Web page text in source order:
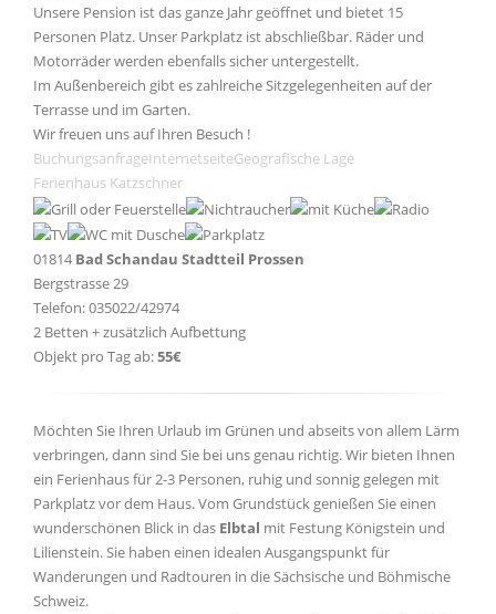
Unsere Pension ist das ganze Jahr geöffnet und bietet 15
Personen Platz. Unser Parkplatz ist abschließbar. Räder und
Motorräder werden ebenfalls sicher untergestellt.
Im Außenbereich gibt es zahlreiche Sitzgelegenheiten auf der
Terrasse und im Garten.
Wir freuen uns auf Ihren Besuch !
BuchungsanfrageInternetseiteGeografische Lage
Ferienhaus Katzschner
01814 Bad Schandau Stadtteil Prossen
Bergstrasse 29
Telefon: 035022/42974
2 Betten + zusätzlich Aufbettung
Objekt pro Tag ab:55€
Möchten Sie Ihren Urlaub im Grünen und abseits von allem Lärm
verbringen, dann sind Sie bei uns genau richtig. Wir bieten Ihnen
ein Ferienhaus für 2-3 Personen, ruhig und sonnig gelegen mit
Parkplatz vor dem Haus. Vom Grundstück genießen Sie einen
wunderschönen Blick in das Elbtal mit Festung Königstein und
Lilienstein. Sie haben einen idealen Ausgangspunkt für
Wanderungen und Radtouren in die Sächsische und Böhmische
Schweiz.